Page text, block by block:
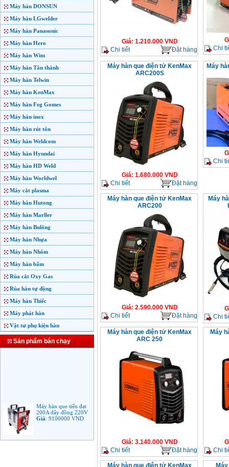
Máy hàn DONSUN
Máy hàn LGwelder
Máy hàn Panasonic
Máy hàn Hero
Máy hàn Wim
Máy hàn Tân thành
Máy hàn Telwin
Máy hàn KenMax
Máy hàn Feg Gomes
Máy hàn inox
Máy hàn rút tôn
Máy hàn Weldcom
Máy hàn Hyundai
Máy hàn HD Weld
Máy hàn Worldwel
Máy cắt plasma
Máy hàn Hutong
Máy hàn Marller
Máy hàn Bulông
Máy hàn Nhựa
Máy hàn Nhôm
Máy hàn bấm
Rùa cắt Oxy Gas
Rùa hàn tự động
Máy hàn Thiếc
Máy phát hàn
Vật tư phụ kiện hàn
Sản phẩm bán chạy
Máy hàn que tiến đạt
200A dây đồng 220V
Giá:9100000VND
Giá: 1.210.000VND
Chi tiết
Đặt hàng
Chi
Máy hàn que điện tử KenMax
ARC200S
Giá: 1.680.000VND
Chi tiết
Đặt hàng
Máy
Chi
Máy hàn que điện tử KenMax
ARC200
Giá: 2.590.000VND
Chi tiết
Đặt hàng
Máy
Chi
Máy hàn que điện tử KenMax
ARC 250
Giá: 3.140.000VND
Chi tiết
Đặt hàng
Máy
Chi
Máy hàn que điện tử KenMax